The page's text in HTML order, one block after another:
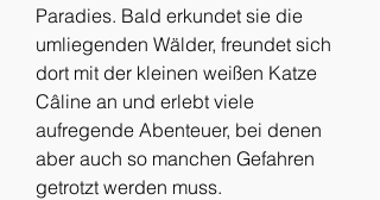
Paradies. Bald erkundet sie die
umliegenden Wälder, freundet sich
dort mit der kleinen weißen Katze
Câline an und erlebt viele
aufregende Abenteuer, bei denen
aber auch so manchen Gefahren
getrotzt werden muss.